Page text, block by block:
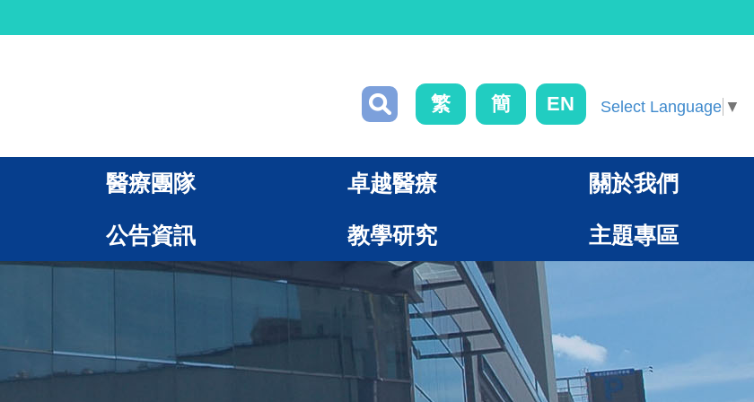
繁 簡 EN Select Language ▼
醫療團隊 卓越醫療 關於我們
公告資訊 教學研究 主題專區